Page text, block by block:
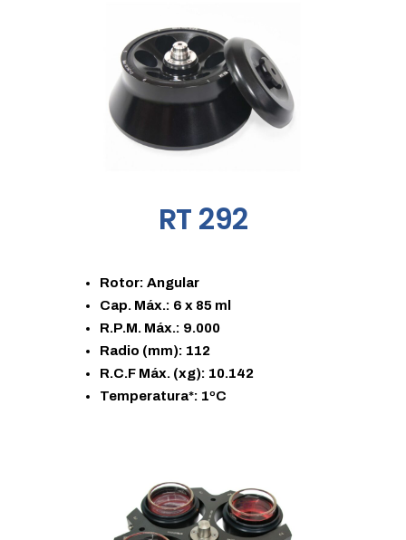
RT 292
Rotor: Angular
Cap. Máx.: 6 x 85 ml
R.P.M. Máx.: 9.000
Radio (mm): 112
R.C.F Máx. (xg): 10.142
Temperatura*: 1ºC